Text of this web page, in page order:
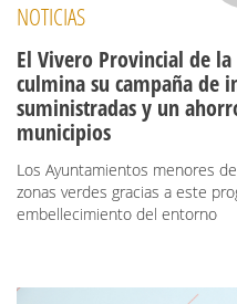
NOTICIAS
El Vivero Provincial de
culmina su campaña de
suministradas y un
municipios
Los Ayuntamientos menores
zonas verdes gracias a este
embellecimiento del entorno